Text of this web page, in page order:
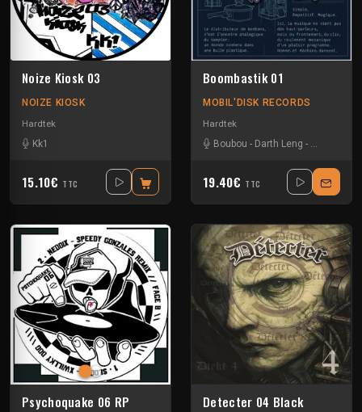
Noize Kiosk 03
NOIZE KIOSK
Hardtek
Kk1
15.10€ TTC
Boombastik 01
MOBIL'DISK RECORDS
Hardtek
Boubou - Darth Leng - Roland K
19.40€ TTC
Psychoquake 06 RP Detecter 04 Black